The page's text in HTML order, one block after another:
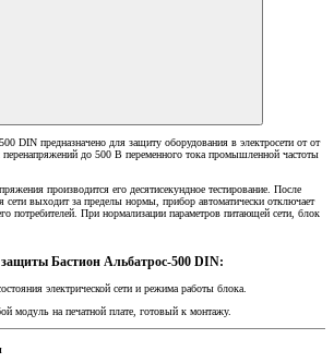
DIN предназначено для защиту оборудования в электросети от от
до 500 В переменного тока промышленной частоты
производится его десятисекундное тестирование. После
сети выходит за пределы нормы, прибор автоматически отключает
потребителей. При нормализации параметров питающей сети, блок
защиты Бастион Альбатрос-500 DIN:
электрической сети и режима работы блока.
модуль на печатной плате, готовый к монтажу.